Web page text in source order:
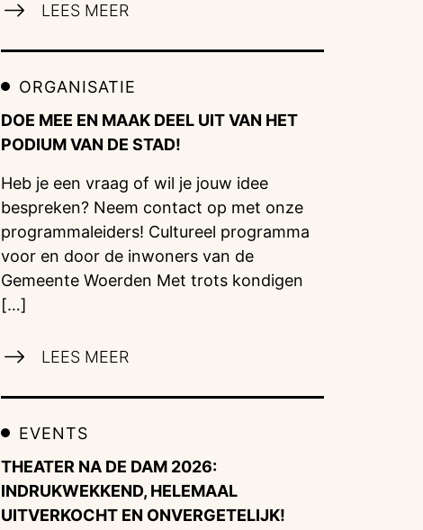
LEES MEER
ORGANISATIE
DOE MEE EN MAAK DEEL UIT VAN HET
PODIUM VAN DE STAD!
Heb je een vraag of wil je jouw idee
bespreken? Neem contact op met onze
programmaleiders! Cultureel programma
voor en door de inwoners van de
Gemeente Woerden Met trots kondigen
[…]
LEES MEER
EVENTS
THEATER NA DE DAM 2026:
INDRUKWEKKEND, HELEMAAL
UITVERKOCHT EN ONVERGETELIJK!